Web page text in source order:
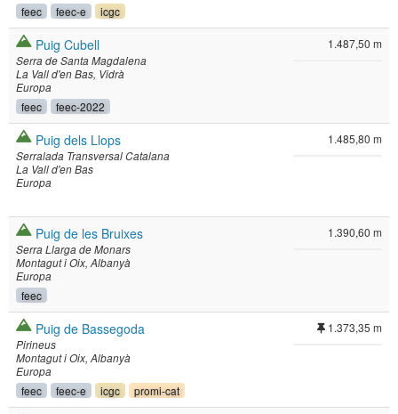
feec feec-e icgc
Puig Cubell
Serra de Santa Magdalena
La Vall d'en Bas Vidrà
Europa
feec feec-2022
1.487,50 m
Puig dels Llops
Serralada Transversal Catalana
La Vall d'en Bas
Europa
1.485,80 m
Puig de les Bruixes
Serra Llarga de Monars
Montagut i Oix Albanyà
Europa
feec
1.390,60 m
Puig de Bassegoda
Pirineus
Montagut i Oix Albanyà
Europa
feec feec-e icgc promi-cat
1.373,35 m